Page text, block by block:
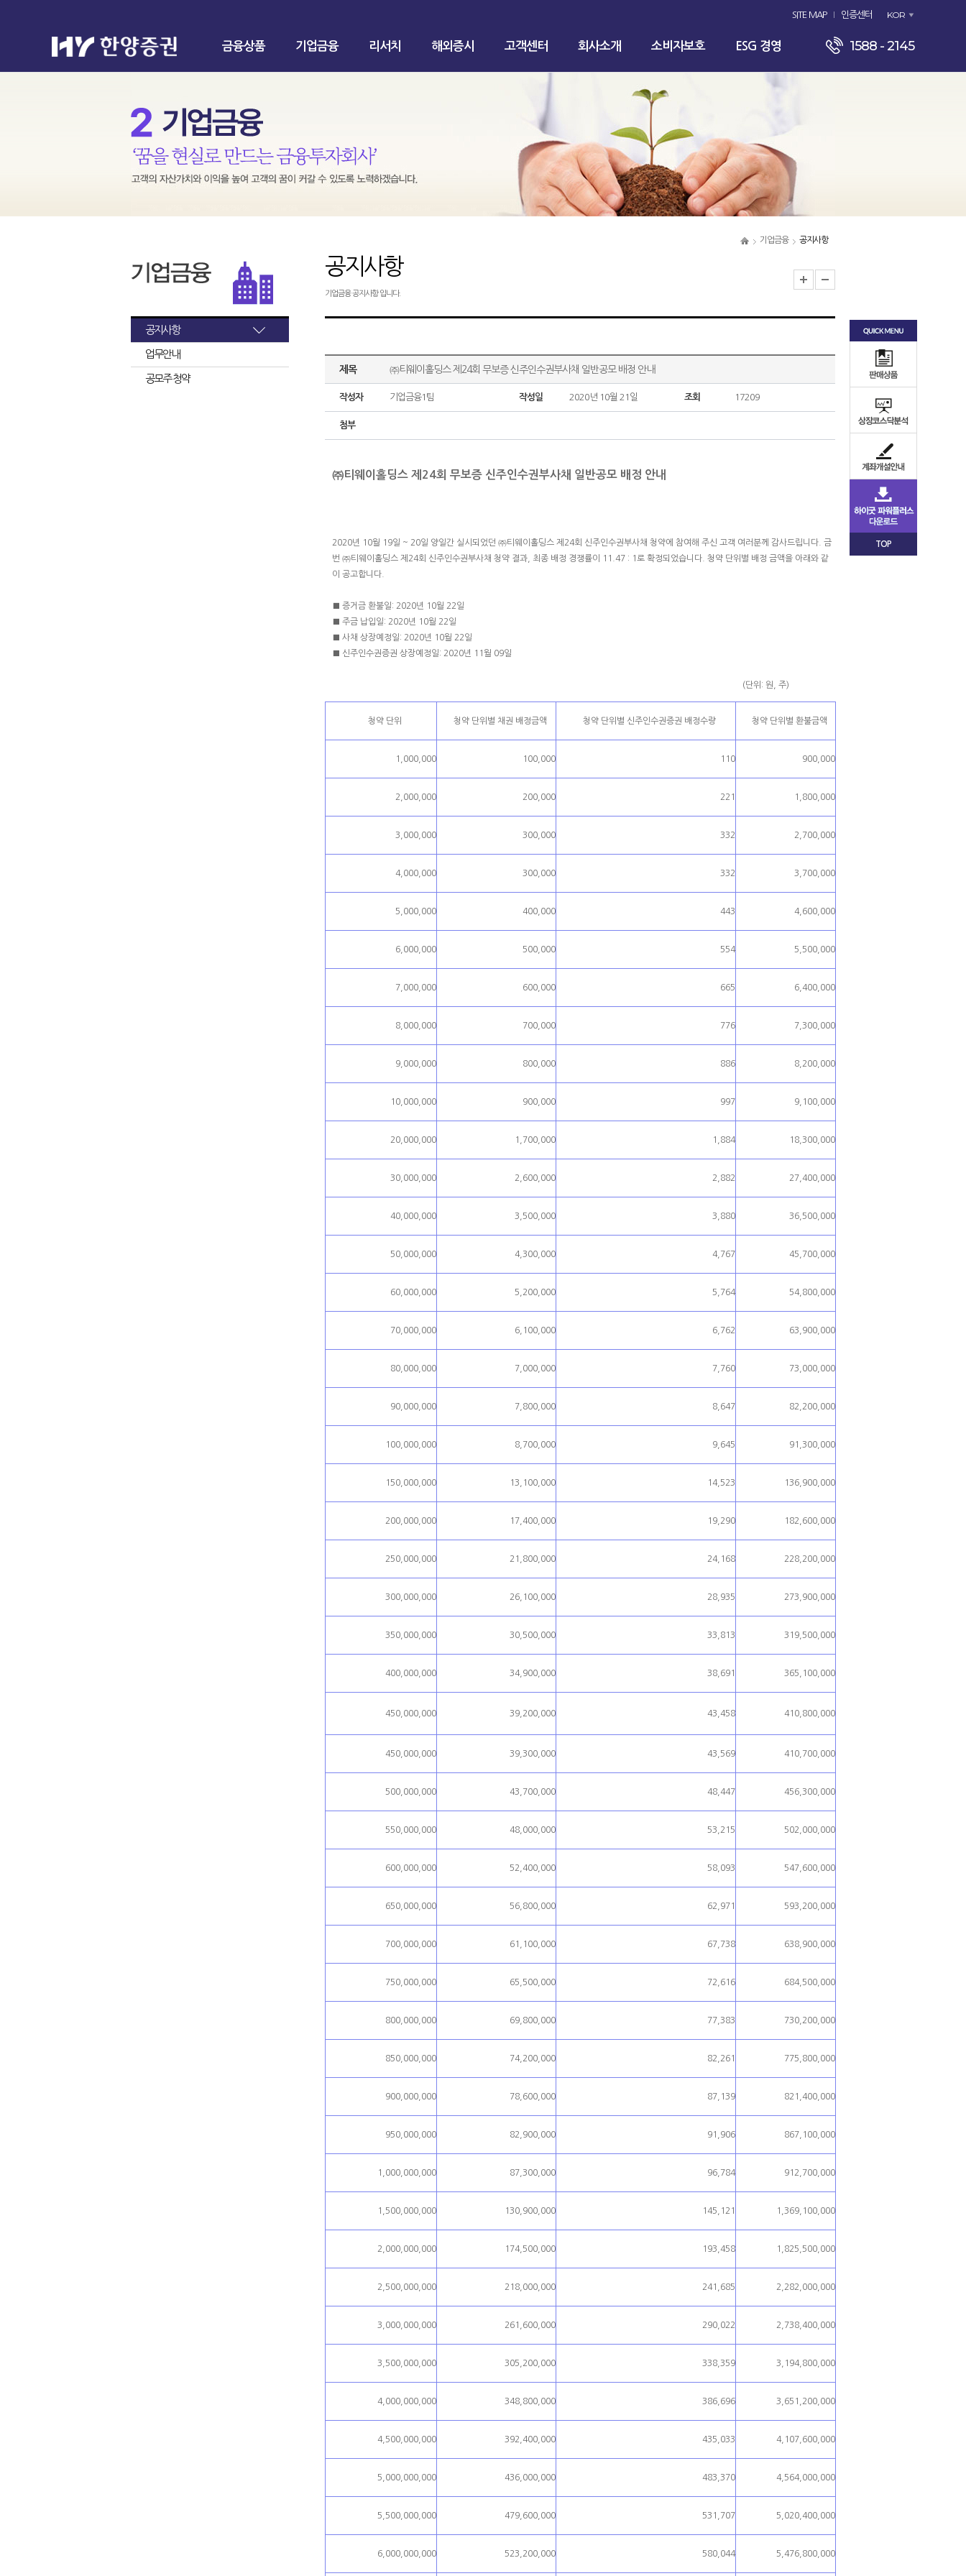
SITE MAP 인증센터 KOR
금융상품 기업금융 리서치 해외증시 고객센터 회사소개 소비자보호 ESG 경영 1588 - 2145
기업금융 공지사항
공지사항
업무안내
공모주 청약
공지사항
기업금융 공지사항 입니다.
제목 ㈜티웨이홀딩스 제24회 무보증 신주인수권부사채 일반공모 배정 안내
작성자 기업금융1팀 작성일 2020년 10월 21일 조회 17209
첨부
㈜티웨이홀딩스 제24회 무보증 신주인수권부사채 일반공모 배정 안내
2020년 10월 19일 ~ 20일 양일간 실시되었던 ㈜티웨이홀딩스 제24회 신주인수권부사채 청약에 참여해 주신 고객 여러분께 감사드립니다. 금
번 ㈜티웨이홀딩스 제24회 신주인수권부사채 청약 결과, 최종 배정 경쟁률이 11.47 : 1로 확정되었습니다. 청약 단위별 배정 금액을 아래와 같
이 공고합니다.
■ 증거금 환불일: 2020년 10월 22일
■ 주금 납입일: 2020년 10월 22일
■ 사채 상장예정일: 2020년 10월 22일
■ 신주인수권증권 상장예정일: 2020년 11월 09일
(단위: 원, 주)
청약 단위 청약 단위별 채권 배정금액 청약 단위별 신주인수권증권 배정수량 청약 단위별 환불금액
1,000,000 100,000 110 900,000
2,000,000 200,000 221 1,800,000
3,000,000 300,000 332 2,700,000
4,000,000 300,000 332 3,700,000
5,000,000 400,000 443 4,600,000
6,000,000 500,000 554 5,500,000
7,000,000 600,000 665 6,400,000
8,000,000 700,000 776 7,300,000
9,000,000 800,000 886 8,200,000
10,000,000 900,000 997 9,100,000
20,000,000 1,700,000 1,884 18,300,000
30,000,000 2,600,000 2,882 27,400,000
40,000,000 3,500,000 3,880 36,500,000
50,000,000 4,300,000 4,767 45,700,000
60,000,000 5,200,000 5,764 54,800,000
70,000,000 6,100,000 6,762 63,900,000
80,000,000 7,000,000 7,760 73,000,000
90,000,000 7,800,000 8,647 82,200,000
100,000,000 8,700,000 9,645 91,300,000
150,000,000 13,100,000 14,523 136,900,000
200,000,000 17,400,000 19,290 182,600,000
250,000,000 21,800,000 24,168 228,200,000
300,000,000 26,100,000 28,935 273,900,000
350,000,000 30,500,000 33,813 319,500,000
400,000,000 34,900,000 38,691 365,100,000
450,000,000 39,200,000 43,458 410,800,000
450,000,000 39,300,000 43,569 410,700,000
500,000,000 43,700,000 48,447 456,300,000
550,000,000 48,000,000 53,215 502,000,000
600,000,000 52,400,000 58,093 547,600,000
650,000,000 56,800,000 62,971 593,200,000
700,000,000 61,100,000 67,738 638,900,000
750,000,000 65,500,000 72,616 684,500,000
800,000,000 69,800,000 77,383 730,200,000
850,000,000 74,200,000 82,261 775,800,000
900,000,000 78,600,000 87,139 821,400,000
950,000,000 82,900,000 91,906 867,100,000
1,000,000,000 87,300,000 96,784 912,700,000
1,500,000,000 130,900,000 145,121 1,369,100,000
2,000,000,000 174,500,000 193,458 1,825,500,000
2,500,000,000 218,000,000 241,685 2,282,000,000
3,000,000,000 261,600,000 290,022 2,738,400,000
3,500,000,000 305,200,000 338,359 3,194,800,000
4,000,000,000 348,800,000 386,696 3,651,200,000
4,500,000,000 392,400,000 435,033 4,107,600,000
5,000,000,000 436,000,000 483,370 4,564,000,000
5,500,000,000 479,600,000 531,707 5,020,400,000
6,000,000,000 523,200,000 580,044 5,476,800,000
TOP